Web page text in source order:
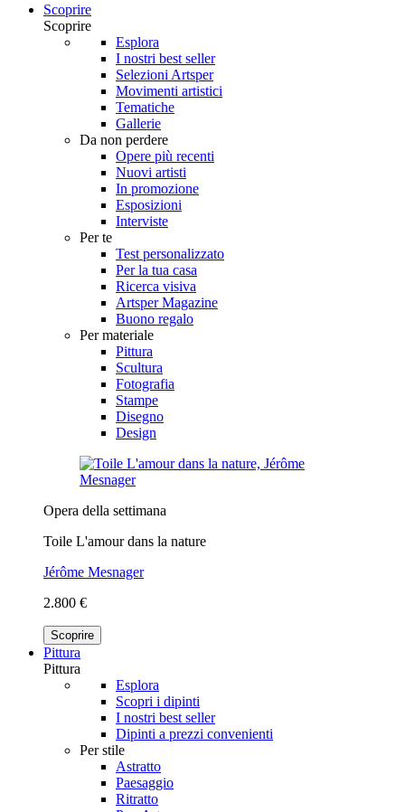
Scoprire
Scoprire
Esplora
I nostri best seller
Selezioni Artsper
Movimenti artistici
Tematiche
Gallerie
Da non perdere
Opere più recenti
Nuovi artisti
In promozione
Esposizioni
Interviste
Per te
Test personalizzato
Per la tua casa
Ricerca visiva
Artsper Magazine
Buono regalo
Per materiale
Pittura
Scultura
Fotografia
Stampe
Disegno
Design
Opera della settimana
Toile L'amour dans la nature
Jérôme Mesnager
2.800 €
Scoprire
Pittura
Pittura
Esplora
Scopri i dipinti
I nostri best seller
Dipinti a prezzi convenienti
Per stile
Astratto
Paesaggio
Ritratto